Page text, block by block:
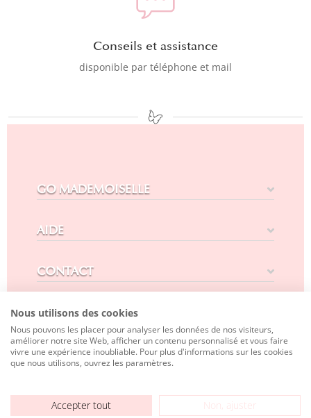
Conseils et assistance
disponible par téléphone et mail
GO MADEMOISELLE
AIDE
CONTACT
SUIVEZ-NOUS
Copyright 2024| Designed byNext-App
Nous utilisons des cookies
Nous pouvons les placer pour analyser les données de nos visiteurs,
améliorer notre site Web, afficher un contenu personnalisé et vous faire
vivre une expérience inoubliable. Pour plus d'informations sur les cookies
que nous utilisons, ouvrez les paramètres.
Accepter tout Non, ajuster